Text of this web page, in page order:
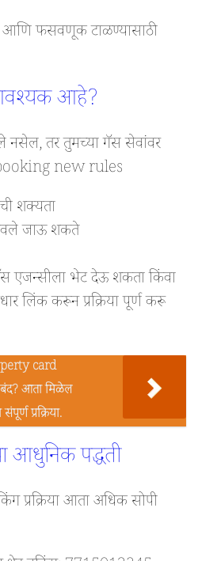
आणि फसवणूक टाळण्यासाठी
आहे?
नसेल, तर तुमच्या गॅस सेवांवर
new rules
शक्यता
जाऊ शकते
एजन्सीला भेट देऊ शकता किंवा
लिंक करून प्रक्रिया पूर्ण करू
card
आता मिळेल
प्रक्रिया.
आधुनिक पद्धती
प्रक्रिया आता अधिक सोपी